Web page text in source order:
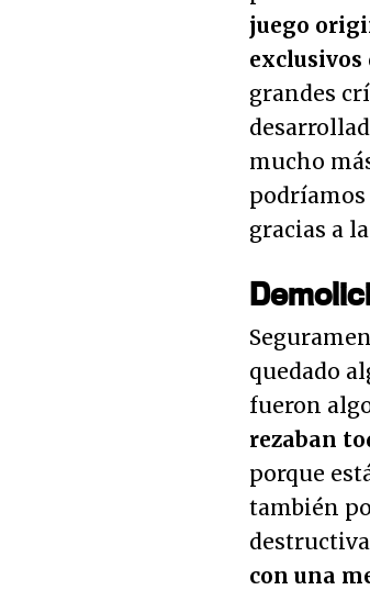
juego
exclusivos
grandes
mucho
podríamos
gracias a
quedado
fueron
rezaban
porque
también
con una